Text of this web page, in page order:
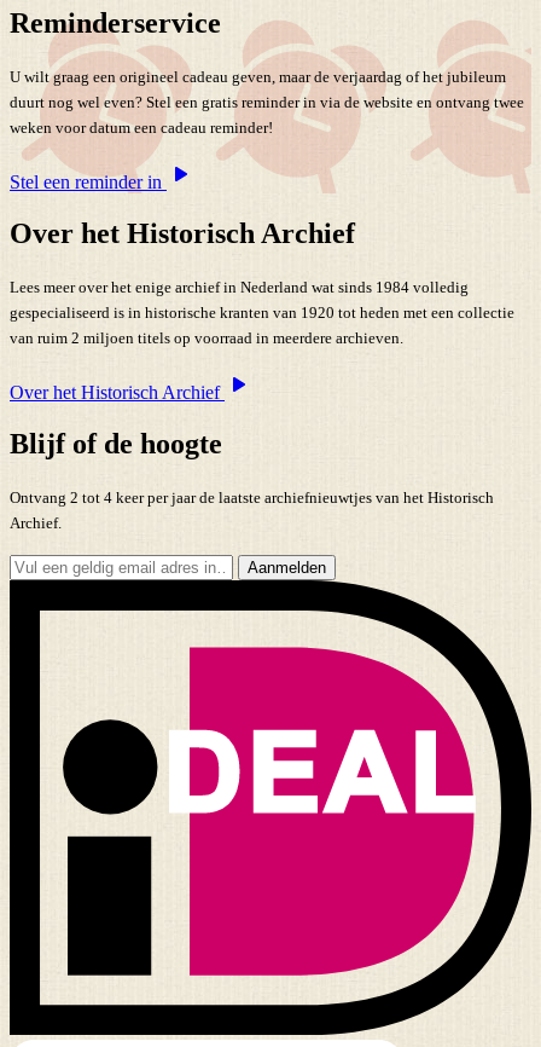
Reminderservice
U wilt graag een origineel cadeau geven, maar de verjaardag of het jubileum
duurt nog wel even? Stel een gratis reminder in via de website en ontvang twee
weken voor datum een cadeau reminder!
Stel een reminder in
Over het Historisch Archief
Lees meer over het enige archief in Nederland wat sinds 1984 volledig
gespecialiseerd is in historische kranten van 1920 tot heden met een collectie
van ruim 2 miljoen titels op voorraad in meerdere archieven.
Over het Historisch Archief
Blijf of de hoogte
Ontvang 2 tot 4 keer per jaar de laatste archiefnieuwtjes van het Historisch
Archief.
Aanmelden